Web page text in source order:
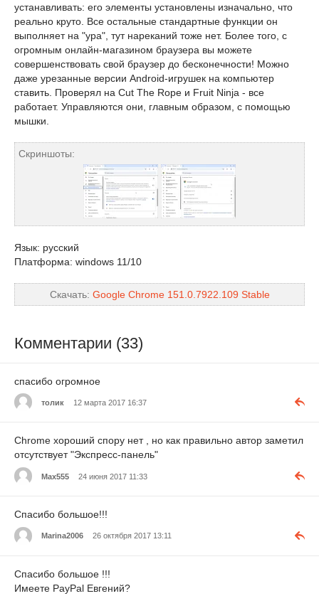
устанавливать: его элементы установлены изначально, что
реально круто. Все остальные стандартные функции он
выполняет на "ура", тут нареканий тоже нет. Более того, с
огромным онлайн-магазином браузера вы можете
совершенствовать свой браузер до бесконечности! Можно
даже урезанные версии Android-игрушек на компьютер
ставить. Проверял на Cut The Rope и Fruit Ninja - все
работает. Управляются они, главным образом, с помощью
мышки.
Скриншоты:
Язык: русский
Платформа: windows 11/10
Скачать: Google Chrome 151.0.7922.109 Stable
Комментарии (33)
спасибо огромное
толик 12 марта 2017 16:37
Chrome хороший спору нет , но как правильно автор заметил
отсутствует "Экспресс-панель"
Max555 24 июня 2017 11:33
Спасибо большое!!!
Marina2006 26 октября 2017 13:11
Спасибо большое !!!
Имеете PayPal Евгений?